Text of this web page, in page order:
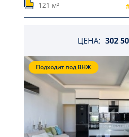
121 м²
ЦЕНА: 302
Подходит под ВНЖ